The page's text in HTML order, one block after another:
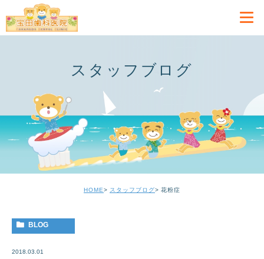
スタッフブログ
HOME スタッフブログ 花粉症
BLOG
2018.03.01